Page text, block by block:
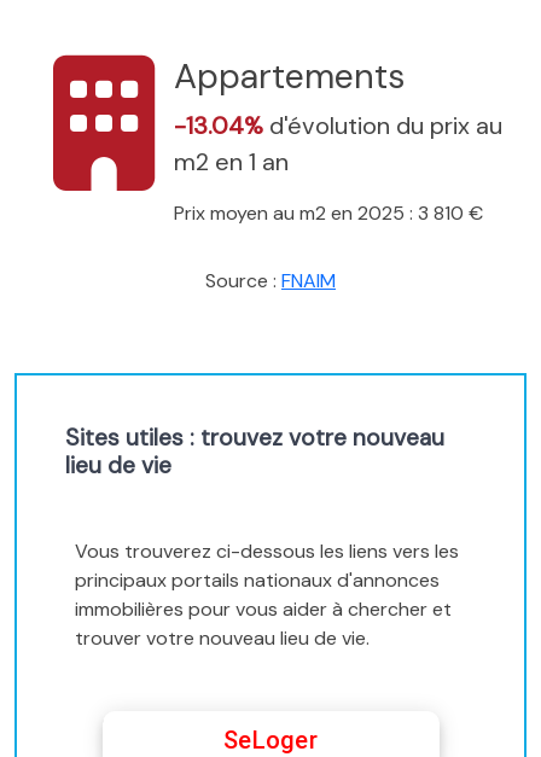
Appartements
-13.04% d'évolution du prix au
m2 en 1 an
Prix moyen au m2 en 2025 : 3 810 €
Source : FNAIM
Sites utiles : trouvez votre nouveau
lieu de vie
Vous trouverez ci-dessous les liens vers les
principaux portails nationaux d'annonces
immobilières pour vous aider à chercher et
trouver votre nouveau lieu de vie.
SeLoger